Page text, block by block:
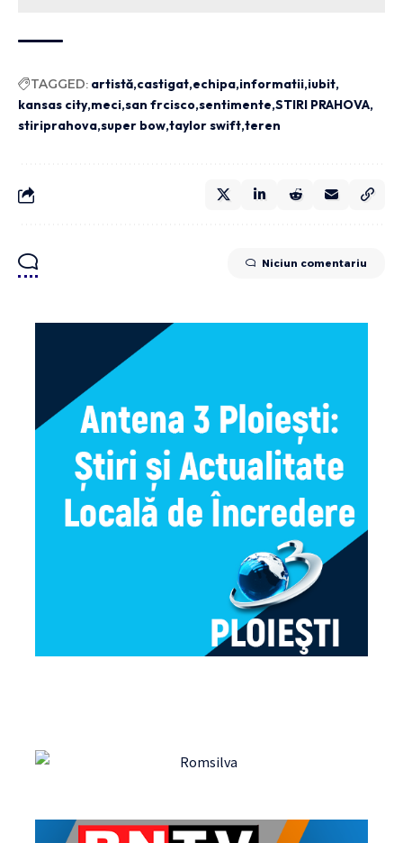
TAGGED: artistă castigat echipa informatii iubit
kansas city meci san frcisco sentimente STIRI PRAHOVA
stiriprahova super bow taylor swift teren
Niciun comentariu